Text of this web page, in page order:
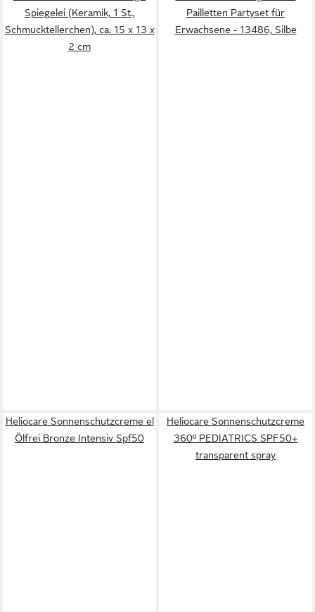
Spiegelei (Keramik, 1 St.,
Schmucktellerchen), ca. 15 x 13 x
2 cm
Pailletten Partyset für
Erwachsene - 13486, Silbe
Heliocare Sonnenschutzcreme el
Ölfrei Bronze Intensiv Spf50
Heliocare Sonnenschutzcreme
360º PEDIATRICS SPF50+
transparent spray